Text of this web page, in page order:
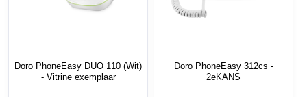
Doro PhoneEasy DUO 110 (Wit)
- Vitrine exemplaar
Doro PhoneEasy 312cs -
2eKANS